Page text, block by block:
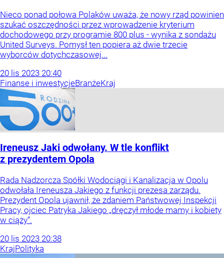
Nieco ponad połowa Polaków uważa, że nowy rząd powinien
szukać oszczędności przez wprowadzenie kryterium
dochodowego przy programie 800 plus - wynika z sondażu
United Surveys. Pomysł ten popiera aż dwie trzecie
wyborców dotychczasowej...
20 lis 2023 20:40
Finanse i inwestycjeBranżeKraj
Ireneusz Jaki odwołany. W tle konflikt
z prezydentem Opola
Rada Nadzorcza Spółki Wodociągi i Kanalizacja w Opolu
odwołała Ireneusza Jakiego z funkcji prezesa zarządu.
Prezydent Opola ujawnił, że zdaniem Państwowej Inspekcji
Pracy, ojciec Patryka Jakiego „dręczył młode mamy i kobiety
w ciąży”.
20 lis 2023 20:38
KrajPolityka